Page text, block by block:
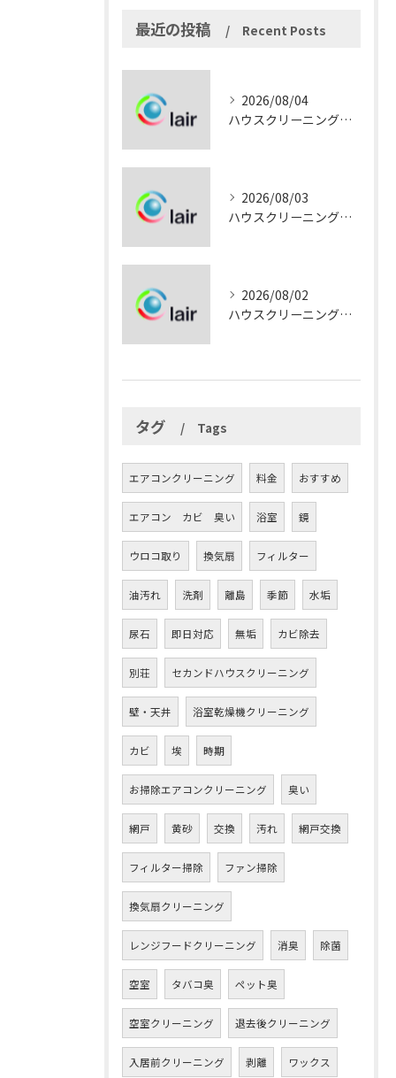
最近の投稿 Recent Posts
2026/08/04
ハウスクリーニングとサービス内容を徹底解説岡山県岡山市南区下中野で信頼できる選び方ガイド
2026/08/03
ハウスクリーニングはどこまで対応可能か岡山県岡山市南区下中野で依頼前に知っておきたい全体像ガイド
2026/08/02
ハウスクリーニングの料金目安と岡山県岡山市南区下中野で失敗しない選び方ガイド
タグ Tags
エアコンクリーニング 料金 おすすめ
エアコン カビ 臭い 浴室 鏡
ウロコ取り 換気扇 フィルター
油汚れ 洗剤 離島 季節 水垢
尿石 即日対応 無垢 カビ除去
別荘 セカンドハウスクリーニング
壁・天井 浴室乾燥機クリーニング
カビ 埃 時期
お掃除エアコンクリーニング 臭い
網戸 黄砂 交換 汚れ 網戸交換
フィルター掃除 ファン掃除
換気扇クリーニング
レンジフードクリーニング 消臭 除菌
空室 タバコ臭 ペット臭
空室クリーニング 退去後クリーニング
入居前クリーニング 剥離 ワックス